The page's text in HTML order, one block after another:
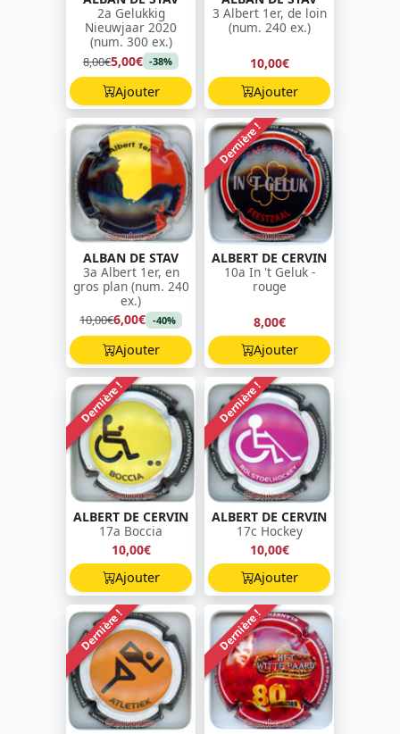
2a Gelukkig
Nieuwjaar 2020
(num. 300 ex.)
8,00€5,00€ -38%
Ajouter
3 Albert 1er, de loin
(num. 240 ex.)
10,00€
Ajouter
ALBAN DE STAV
3a Albert 1er, en
gros plan (num. 240
ex.)
10,00€6,00€ -40%
Ajouter
Dernière !
ALBERT DE CERVIN
10a In 't Geluk -
rouge
8,00€
Ajouter
Dernière !
ALBERT DE CERVIN
17a Boccia
10,00€
Ajouter
Dernière !
ALBERT DE CERVIN
17c Hockey
10,00€
Ajouter
Dernière ! Dernière !